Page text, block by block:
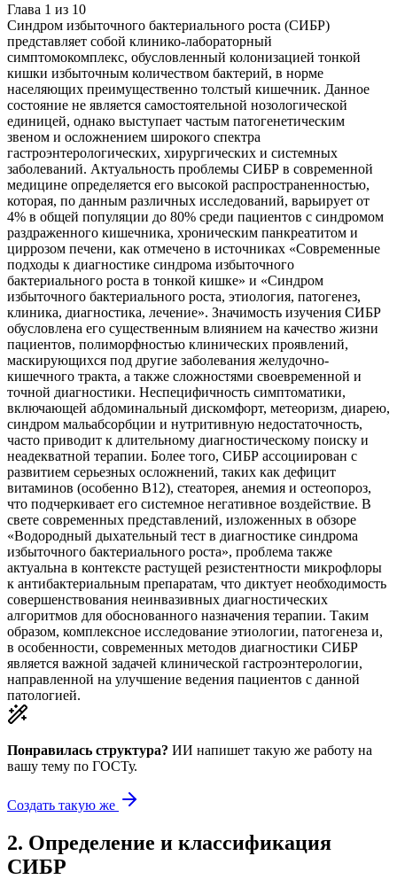
Глава 1 из 10
Синдром избыточного бактериального роста (СИБР)
представляет собой клинико-лабораторный
симптомокомплекс, обусловленный колонизацией тонкой
кишки избыточным количеством бактерий, в норме
населяющих преимущественно толстый кишечник. Данное
состояние не является самостоятельной нозологической
единицей, однако выступает частым патогенетическим
звеном и осложнением широкого спектра
гастроэнтерологических, хирургических и системных
заболеваний. Актуальность проблемы СИБР в современной
медицине определяется его высокой распространенностью,
которая, по данным различных исследований, варьирует от
4% в общей популяции до 80% среди пациентов с синдромом
раздраженного кишечника, хроническим панкреатитом и
циррозом печени, как отмечено в источниках «Современные
подходы к диагностике синдрома избыточного
бактериального роста в тонкой кишке» и «Синдром
избыточного бактериального роста, этиология, патогенез,
клиника, диагностика, лечение». Значимость изучения СИБР
обусловлена его существенным влиянием на качество жизни
пациентов, полиморфностью клинических проявлений,
маскирующихся под другие заболевания желудочно-
кишечного тракта, а также сложностями своевременной и
точной диагностики. Неспецифичность симптоматики,
включающей абдоминальный дискомфорт, метеоризм, диарею,
синдром мальабсорбции и нутритивную недостаточность,
часто приводит к длительному диагностическому поиску и
неадекватной терапии. Более того, СИБР ассоциирован с
развитием серьезных осложнений, таких как дефицит
витаминов (особенно В12), стеаторея, анемия и остеопороз,
что подчеркивает его системное негативное воздействие. В
свете современных представлений, изложенных в обзоре
«Водородный дыхательный тест в диагностике синдрома
избыточного бактериального роста», проблема также
актуальна в контексте растущей резистентности микрофлоры
к антибактериальным препаратам, что диктует необходимость
совершенствования неинвазивных диагностических
алгоритмов для обоснованного назначения терапии. Таким
образом, комплексное исследование этиологии, патогенеза и,
в особенности, современных методов диагностики СИБР
является важной задачей клинической гастроэнтерологии,
направленной на улучшение ведения пациентов с данной
патологией.
Понравилась структура? ИИ напишет такую же работу на
вашу тему по ГОСТу.
Создать такую же
2. Определение и классификация
СИБР